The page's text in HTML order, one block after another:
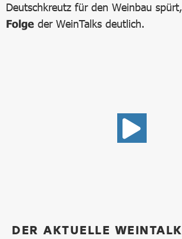
Deutschkreutz für den Weinbau
Folge der WeinTalks deutlich.
DER AKTUELLE WEINTALK